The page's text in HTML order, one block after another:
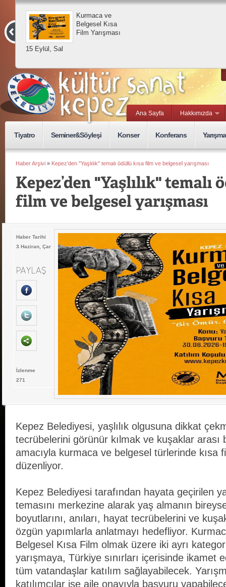
15 Eylül, Sal
Kurmaca ve
Belgesel Kısa
Film Yarışması
Ana Sayfa Hakkımızda
Tiyatro Seminer&Söyleşi Konser Konferans Yarışma
Haber Arşivi » Kepez’den "Yaşlılık" temalı ödüllü kısa film ve belgesel yarışması
Haber Tarihi
3 Haziran, Çar
İzlenme
271
Kepez Belediyesi, yaşlılık olgusuna dikkat
tecrübelerini görünür kılmak ve kuşaklar arası
amacıyla kurmaca ve belgesel türlerinde kısa
düzenliyor.
Kepez Belediyesi tarafından hayata geçirilen
temasını merkezine alarak yaş almanın
boyutlarını, anıları, hayat tecrübelerini ve
özgün yapımlarla anlatmayı hedefliyor.
Belgesel Kısa Film olmak üzere iki ayrı
yarışmaya, Türkiye sınırları içerisinde ikamet
tüm vatandaşlar katılım sağlayabilecek.
katılımcılar ise aile onayıyla başvuru